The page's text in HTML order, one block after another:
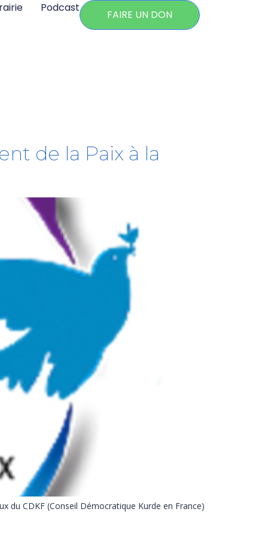
Podcast
FAIRE UN DON
de la Paix à la
du CDKF (Conseil Démocratique Kurde en France)